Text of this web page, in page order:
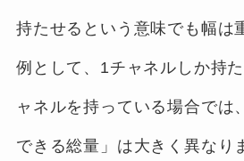
持たせるという意味でも幅は
例として、1チャネルしか持
ャネルを持っている場合では
できる総量」は大きく異なり